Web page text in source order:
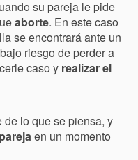
su pareja le pide
aborte. En este caso
se encontrará ante un
riesgo de perder a
caso y realizar el
de lo que se piensa, y
en un momento